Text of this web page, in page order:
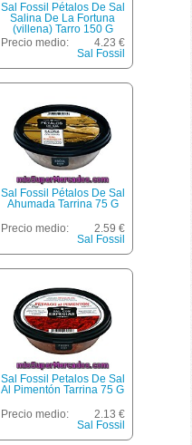
Sal Fossil Pétalos De Sal
Salina De La Fortuna
(villena) Tarro 150 G
Precio medio:
4.23 €
Sal Fossil
Sal Fossil Pétalos De Sal
Ahumada Tarrina 75 G
Precio medio:
2.59 €
Sal Fossil
Sal Fossil Petalos De Sal
Al Pimentón Tarrina 75 G
Precio medio:
2.13 €
Sal Fossil